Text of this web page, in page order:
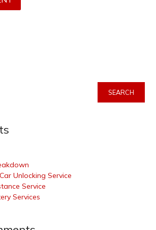
SEARCH
Unlocking Service
Service
Services